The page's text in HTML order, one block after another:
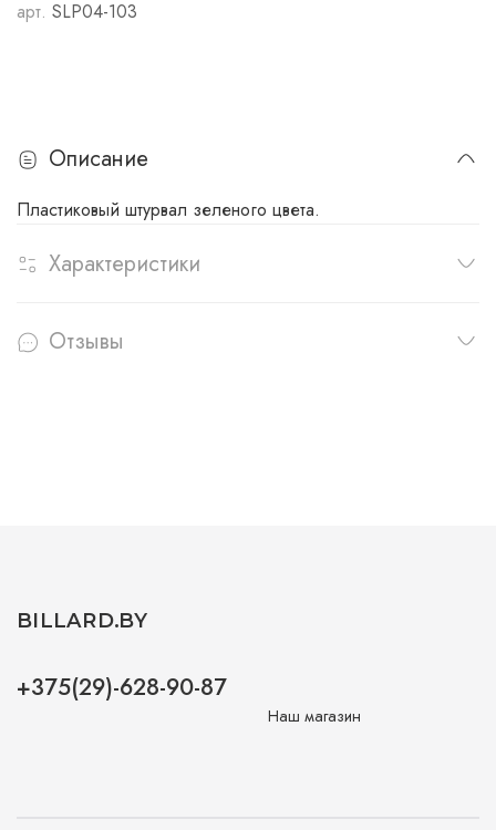
арт. SLP04-103
Описание
Пластиковый штурвал зеленого цвета.
Характеристики
Отзывы
BILLARD.BY
+375(29)-628-90-87
Наш магазин